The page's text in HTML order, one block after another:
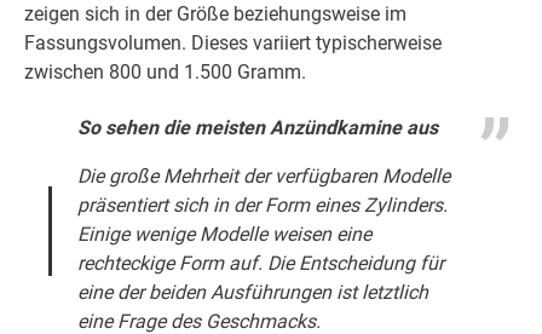
zeigen sich in der Größe beziehungsweise im
Fassungsvolumen. Dieses variiert typischerweise
zwischen 800 und 1.500 Gramm.
So sehen die meisten Anzündkamine aus
Die große Mehrheit der verfügbaren Modelle
präsentiert sich in der Form eines Zylinders.
Einige wenige Modelle weisen eine
rechteckige Form auf. Die Entscheidung für
eine der beiden Ausführungen ist letztlich
eine Frage des Geschmacks.